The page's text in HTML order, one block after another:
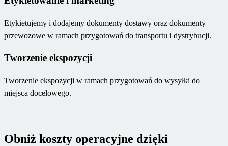
Etykietujemy i dodajemy dokumenty dostawy oraz dokumenty
przewozowe w ramach przygotowań do transportu i dystrybucji.
Tworzenie ekspozycji
Tworzenie ekspozycji w ramach przygotowań do wysyłki do
miejsca docelowego.
Obniż koszty operacyjne dzięki